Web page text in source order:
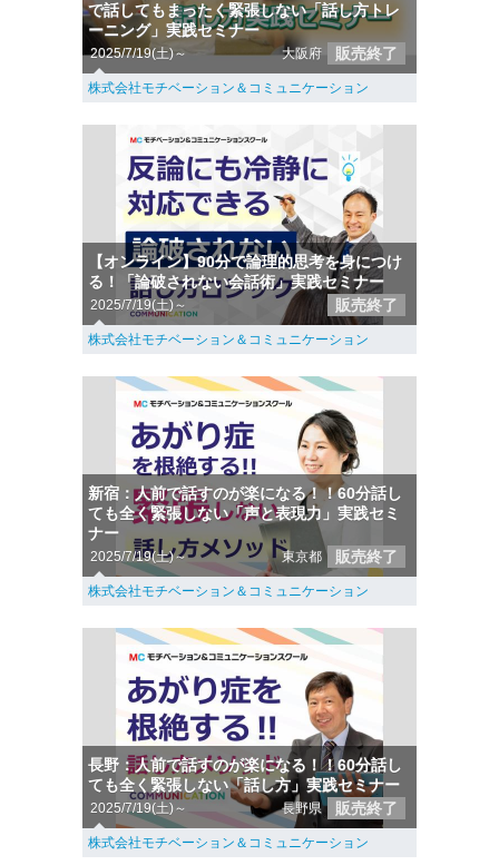
で話してもまったく緊張しない「話し方トレ
ーニング」実践セミナー
2025/7/19(土)～ 大阪府 販売終了
株式会社モチベーション＆コミュニケーション
【オンライン】90分で論理的思考を身につけ
る！「論破されない会話術」実践セミナー
2025/7/19(土)～ 販売終了
株式会社モチベーション＆コミュニケーション
新宿：人前で話すのが楽になる！！60分話し
ても全く緊張しない「声と表現力」実践セミ
ナー
2025/7/19(土)～ 東京都 販売終了
株式会社モチベーション＆コミュニケーション
長野：人前で話すのが楽になる！！60分話し
ても全く緊張しない「話し方」実践セミナー
2025/7/19(土)～ 長野県 販売終了
株式会社モチベーション＆コミュニケーション